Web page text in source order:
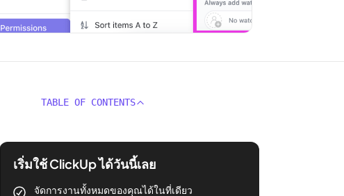
TABLE OF CONTENTS
เริ่มใช้ ClickUp ได้วันนี้เลย
จัดการงานทั้งหมดของคุณได้ในที่เดียว